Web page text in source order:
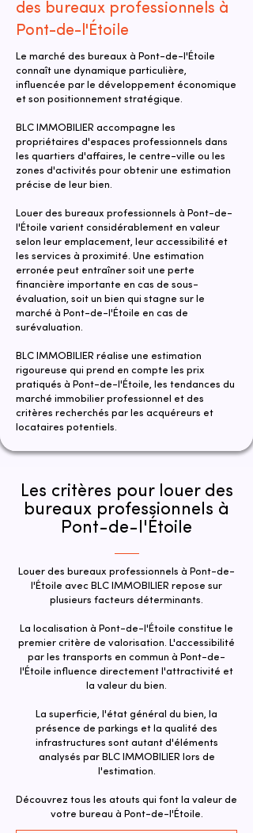
des bureaux professionnels à
Pont-de-l'Étoile
Le marché des bureaux à Pont-de-l'Étoile
connaît une dynamique particulière,
influencée par le développement économique
et son positionnement stratégique.
BLC IMMOBILIER accompagne les
propriétaires d'espaces professionnels dans
les quartiers d'affaires, le centre-ville ou les
zones d'activités pour obtenir une estimation
précise de leur bien.
Louer des bureaux professionnels à Pont-de-
l'Étoile varient considérablement en valeur
selon leur emplacement, leur accessibilité et
les services à proximité. Une estimation
erronée peut entraîner soit une perte
financière importante en cas de sous-
évaluation, soit un bien qui stagne sur le
marché à Pont-de-l'Étoile en cas de
surévaluation.
​​BLC IMMOBILIER réalise une estimation
rigoureuse qui prend en compte les prix
pratiqués à Pont-de-l'Étoile, les tendances du
marché immobilier professionnel et des
critères recherchés par les acquéreurs et
locataires potentiels.
Les critères pour louer des
bureaux professionnels à
Pont-de-l'Étoile
Louer des bureaux professionnels à Pont-de-
l'Étoile avec BLC IMMOBILIER repose sur
plusieurs facteurs déterminants.
La localisation à Pont-de-l'Étoile constitue le
premier critère de valorisation. L'accessibilité
par les transports en commun à Pont-de-
l'Étoile influence directement l'attractivité et
la valeur du bien.​
La superficie, l'état général du bien, la
présence de parkings et la qualité des
infrastructures sont autant d'éléments
analysés par BLC IMMOBILIER lors de
l'estimation.
Découvrez tous les atouts qui font la valeur de
votre bureau à Pont-de-l'Étoile.